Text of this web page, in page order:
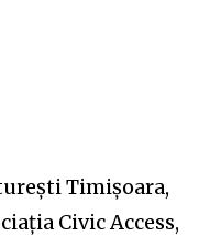
Timișoara,
Civic Access,